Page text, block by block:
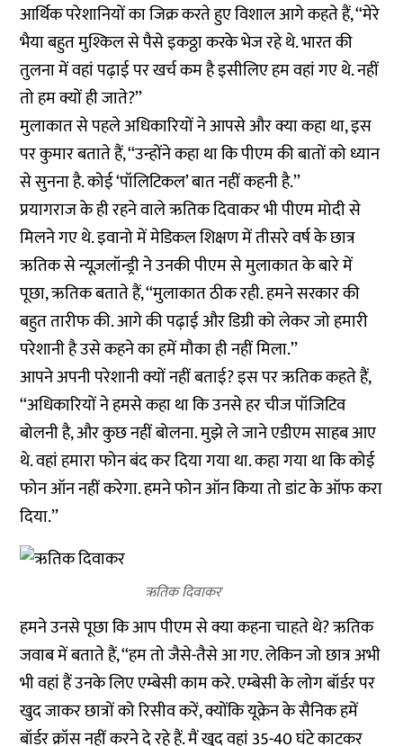
आर्थिक परेशानियों का जिक्र करते हुए विशाल आगे कहते हैं, ‘‘मेरे
भैया बहुत मुश्किल से पैसे इकठ्ठा करके भेज रहे थे. भारत की
तुलना में वहां पढ़ाई पर खर्च कम है इसीलिए हम वहां गए थे. नहीं
तो हम क्यों ही जाते?’’
मुलाकात से पहले अधिकारियों ने आपसे और क्या कहा था, इस
पर कुमार बताते हैं, ‘‘उन्होंने कहा था कि पीएम की बातों को ध्यान
से सुनना है. कोई ‘पॉलिटिकल’ बात नहीं कहनी है.’’
प्रयागराज के ही रहने वाले ऋतिक दिवाकर भी पीएम मोदी से
मिलने गए थे. इवानो में मेडिकल शिक्षण में तीसरे वर्ष के छात्र
ऋतिक से न्यूज़लॉन्ड्री ने उनकी पीएम से मुलाकात के बारे में
पूछा, ऋतिक बताते हैं, ‘‘मुलाकात ठीक रही. हमने सरकार की
बहुत तारीफ की. आगे की पढ़ाई और डिग्री को लेकर जो हमारी
परेशानी है उसे कहने का हमें मौका ही नहीं मिला.’’
आपने अपनी परेशानी क्यों नहीं बताई? इस पर ऋतिक कहते हैं,
‘‘अधिकारियों ने हमसे कहा था कि उनसे हर चीज पॉजिटिव
बोलनी है, और कुछ नहीं बोलना. मुझे ले जाने एडीएम साहब आए
थे. वहां हमारा फोन बंद कर दिया गया था. कहा गया था कि कोई
फोन ऑन नहीं करेगा. हमने फोन ऑन किया तो डांट के ऑफ करा
दिया.’’
ऋतिक दिवाकर
हमने उनसे पूछा कि आप पीएम से क्या कहना चाहते थे? ऋतिक
जवाब में बताते हैं, ‘‘हम तो जैसे-तैसे आ गए. लेकिन जो छात्र अभी
भी वहां हैं उनके लिए एम्बेसी काम करे. एम्बेसी के लोग बॉर्डर पर
खुद जाकर छात्रों को रिसीव करें, क्योंकि यूक्रेन के सैनिक हमें
बॉर्डर क्रॉस नहीं करने दे रहे हैं. मैं खुद वहां 35-40 घंटे काटकर